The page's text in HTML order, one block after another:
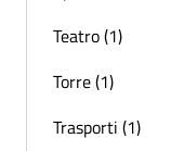
Teatro (1)
Torre (1)
Trasporti (1)